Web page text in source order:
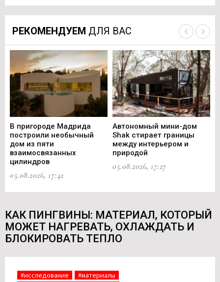
РЕКОМЕНДУЕМ ДЛЯ ВАС
В пригороде Мадрида
построили необычный
дом из пяти
взаимосвязанных
цилиндров
05.08.2026, 17:42
Автономный мини-дом
Shak стирает границы
между интерьером и
природой
05.08.2026, 17:27
КАК ПИНГВИНЫ: МАТЕРИАЛ, КОТОРЫЙ
МОЖЕТ НАГРЕВАТЬ, ОХЛАЖДАТЬ И
БЛОКИРОВАТЬ ТЕПЛО
#исследование
#материалы